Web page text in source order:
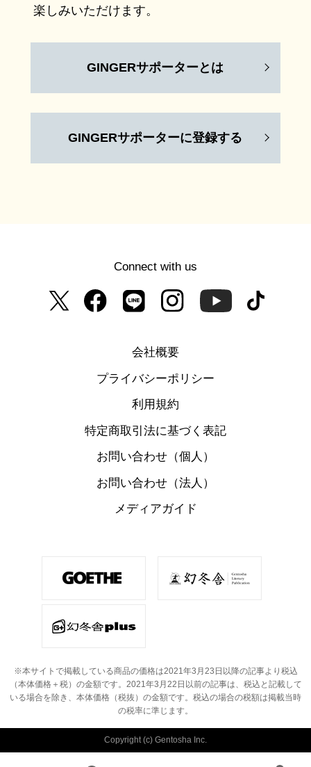
楽しみいただけます。
GINGERサポーターとは
GINGERサポーターに登録する
Connect with us
会社概要
プライバシーポリシー
利用規約
特定商取引法に基づく表記
お問い合わせ（個人）
お問い合わせ（法人）
メディアガイド
※本サイトで掲載している商品の価格は2021年3月23日以降の記事より税込
（本体価格＋税）の金額です。 2021年3月22日以前の記事は、税込と記載して
いる場合を除き、本体価格（税抜）の金額です。 税込の場合の税額は掲載当時
の税率に準じます。
Copyright (c) Gentosha Inc.